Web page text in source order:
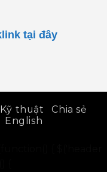
tại đây
Kỹ thuật
Chia sẻ
English